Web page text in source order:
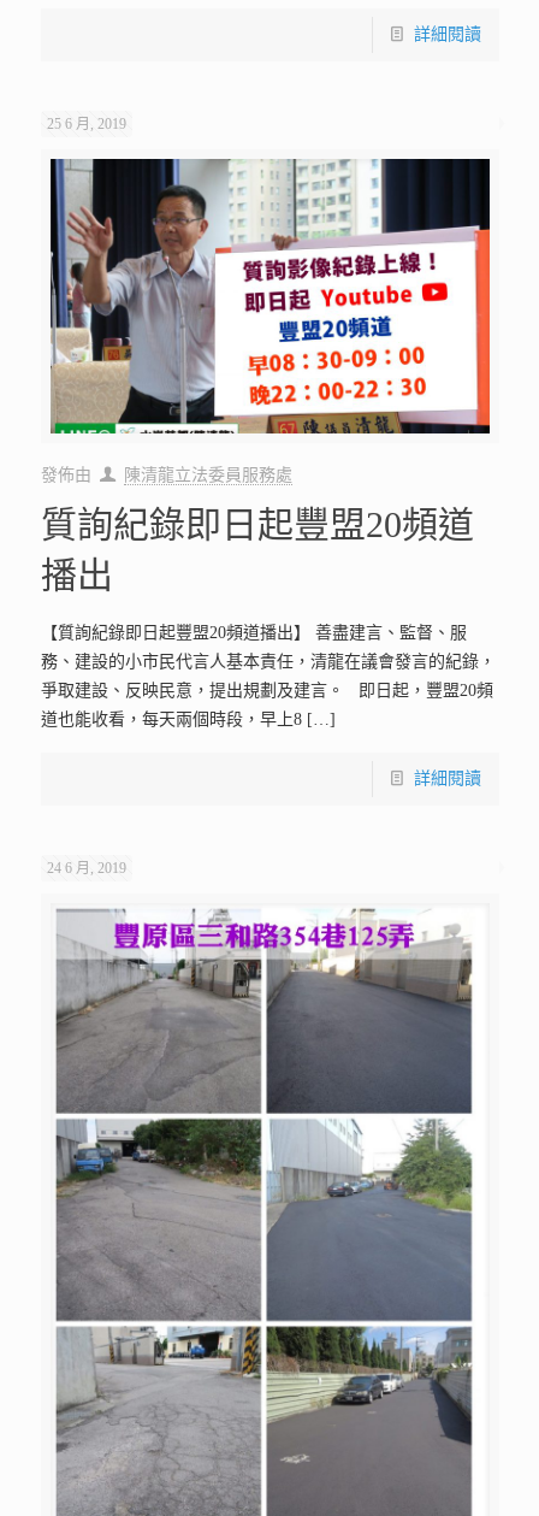
詳細閱讀
25 6 月, 2019
發佈由 陳清龍立法委員服務處
質詢紀錄即日起豐盟20頻道
播出
【質詢紀錄即日起豐盟20頻道播出】 善盡建言、監督、服
務、建設的小市民代言人基本責任，清龍在議會發言的紀錄，
爭取建設、反映民意，提出規劃及建言。 即日起，豐盟20頻
道也能收看，每天兩個時段，早上8[…]
詳細閱讀
24 6 月, 2019